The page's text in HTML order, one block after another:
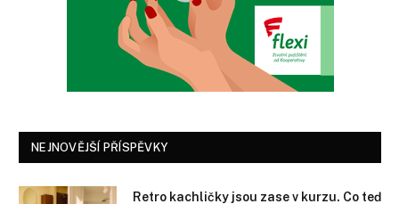
NEJNOVĚJŠÍ PŘÍSPĚVKY
Retro kachličky jsou zase v kurzu. Co teď